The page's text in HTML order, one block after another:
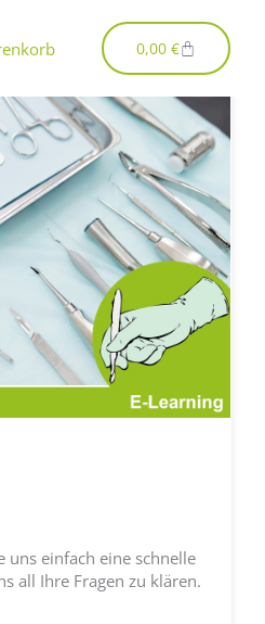
0,00€Warenkorb
uns einfach eine schnelle
all Ihre Fragen zu klären.